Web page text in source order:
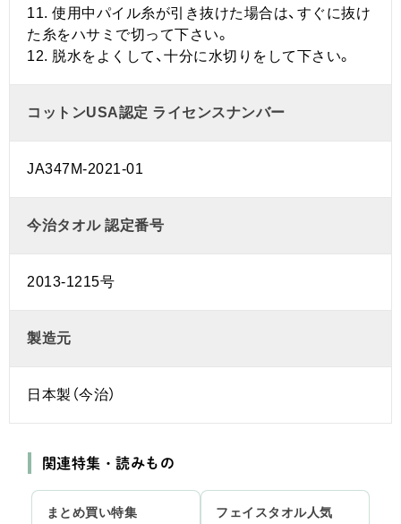
11. 使用中パイル糸が引き抜けた場合は、すぐに抜け
た糸をハサミで切って下さい。
12. 脱水をよくして、十分に水切りをして下さい。
コットンUSA認定 ライセンスナンバー
JA347M-2021-01
今治タオル 認定番号
2013-1215号
製造元
日本製（今治）
関連特集・読みもの
まとめ買い特集
フェイスタオル人気